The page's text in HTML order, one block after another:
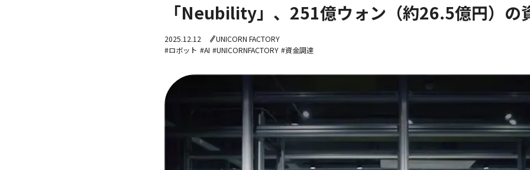
「Neubility」、251億ウォン（約26.5億円）の
2025.12.12
UNICORN FACTORY
#ロボット #AI #UNICORNFACTORY #資金調達